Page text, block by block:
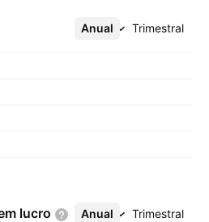
em Khanty-Mansiysk,
Anual Trimestral
Mais
lucro Anual Trimestral
Mais